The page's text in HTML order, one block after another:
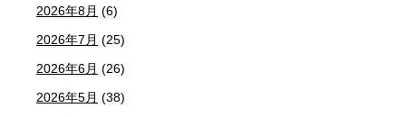
2026年8月 (6)
2026年7月 (25)
2026年6月 (26)
2026年5月 (38)